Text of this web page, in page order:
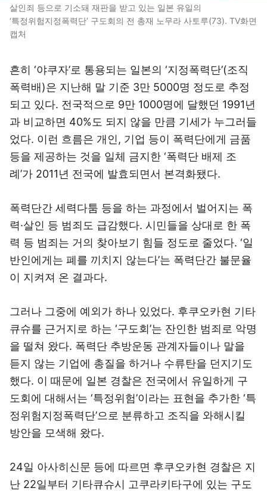
살인죄 등으로 기소돼 재판을 받고 있는 일본 유일의
‘특정위험지정폭력단’ 구도회의 전 총재 노무라 사토루(73). TV화면
캡처
흔히 ‘야쿠자’로 통용되는 일본의 ‘지정폭력단’(조직
폭력배)은 지난해 말 기준 3만 5000명 정도로 추정
되고 있다. 전국적으로 9만 1000명에 달했던 1991년
과 비교하면 40%도 되지 않을 만큼 기세가 누그러들
었다. 이런 흐름은 개인, 기업 등이 폭력단에게 금품
등을 제공하는 것을 일체 금지한 ‘폭력단 배제 조
례’가 2011년 전국에 발효되면서 본격화됐다.
폭력단간 세력다툼 등을 하는 과정에서 벌어지는 폭
력·살인 등 범죄도 급감했다. 시민들을 상대로 한 폭
력 등 범죄는 거의 찾아보기 힘들 정도로 줄었다. ‘일
반인에게는 폐를 끼치지 않는다’는 폭력단간 불문율
이 지켜져 온 결과다.
그러나 그중에 예외가 하나 있었다. 후쿠오카현 기타
큐슈를 근거지로 하는 ‘구도회’는 잔인한 범죄로 악명
을 떨쳐 왔다. 폭력단 추방운동 관계자들이나 말을
듣지 않는 기업에 총질을 하거나 수류탄을 던지기도
했다. 이 때문에 일본 경찰은 전국에서 유일하게 구
도회에 대해서는 ‘특정위험’이라는 표현을 추가한 ‘특
정위험지정폭력단’으로 분류하고 조직을 와해시킬
방안을 모색해 왔다.
24일 아사히신문 등에 따르면 후쿠오카현 경찰은 지
난 22일부터 기타큐슈시 고쿠라키타구에 있는 구도